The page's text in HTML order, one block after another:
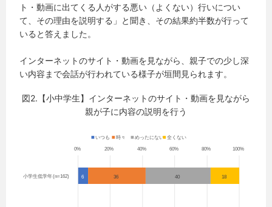
ト・動画に出てくる人がする悪い（よくない）行いについ
て、その理由を説明する」と聞き、その結果約半数が行って
いると答えました。
インターネットのサイト・動画を見ながら、親子での少し深
い内容まで会話が行われている様子が垣間見られます。
図2.【小中学生】インターネットのサイト・動画を見ながら
親が子に内容の説明を行う